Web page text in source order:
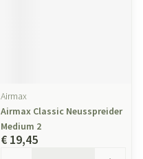
Airmax
Airmax Classic Neusspreider
Medium 2
€ 19,45